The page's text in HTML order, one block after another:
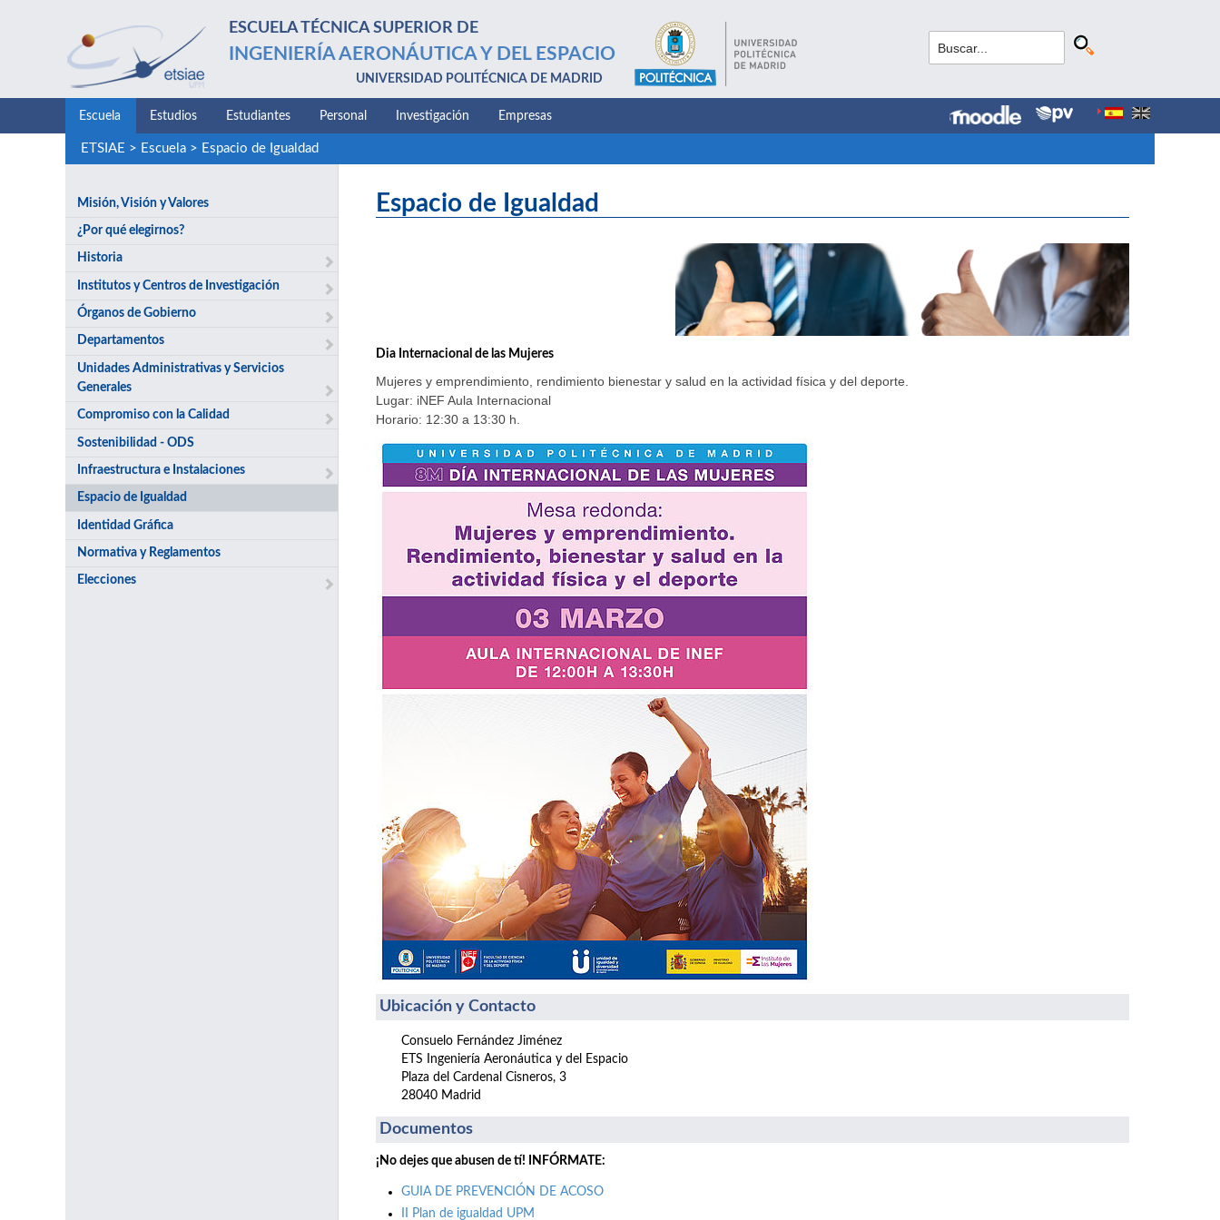
ESCUELA TÉCNICA SUPERIOR DE
INGENIERÍA AERONÁUTICA Y DEL ESPACIO
UNIVERSIDAD POLITÉCNICA DE MADRID
Escuela Estudios Estudiantes Personal Investigación Empresas
ETSIAE > Escuela> Espacio de Igualdad
Misión, Visión y Valores
¿Por qué elegirnos?
Historia
Institutos y Centros de Investigación
Órganos de Gobierno
Departamentos
Unidades Administrativas y Servicios
Generales
Compromiso con la Calidad
Sostenibilidad - ODS
Infraestructura e Instalaciones
Espacio de Igualdad
Identidad Gráfica
Normativa y Reglamentos
Elecciones
Espacio de Igualdad
Dia Internacional de las Mujeres
Mujeres y emprendimiento, rendimiento bienestar y salud en la actividad física y del deporte.
Lugar: iNEF Aula Internacional
Horario: 12:30 a 13:30 h.
Ubicación y Contacto
Consuelo Fernández Jiménez
ETS Ingeniería Aeronáutica y del Espacio
Plaza del Cardenal Cisneros, 3
28040 Madrid
Documentos
¡No dejes que abusen de tí! INFÓRMATE:
GUIA DE PREVENCIÓN DE ACOSO
II Plan de igualdad UPM